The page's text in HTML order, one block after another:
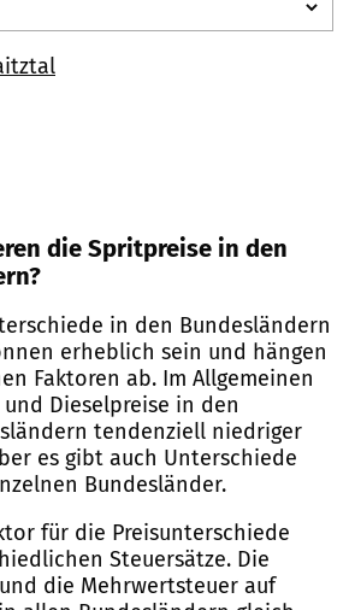
die Spritpreise in den
in den Bundesländern
erheblich sein und hängen
Faktoren ab. Im Allgemeinen
Dieselpreise in den
tendenziell niedriger
es gibt auch Unterschiede
Bundesländer.
für die Preisunterschiede
Steuersätze. Die
die Mehrwertsteuer auf